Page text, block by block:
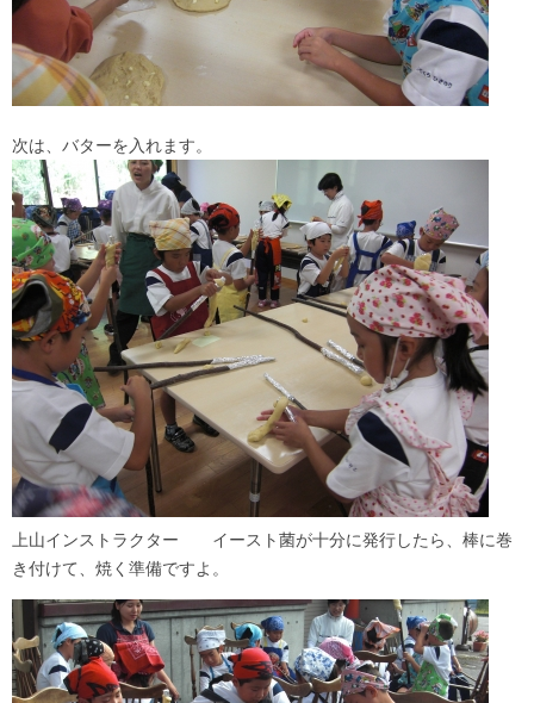
次は、バターを入れます。
上山インストラクター イースト菌が十分に発行したら、棒に巻
き付けて、焼く準備ですよ。